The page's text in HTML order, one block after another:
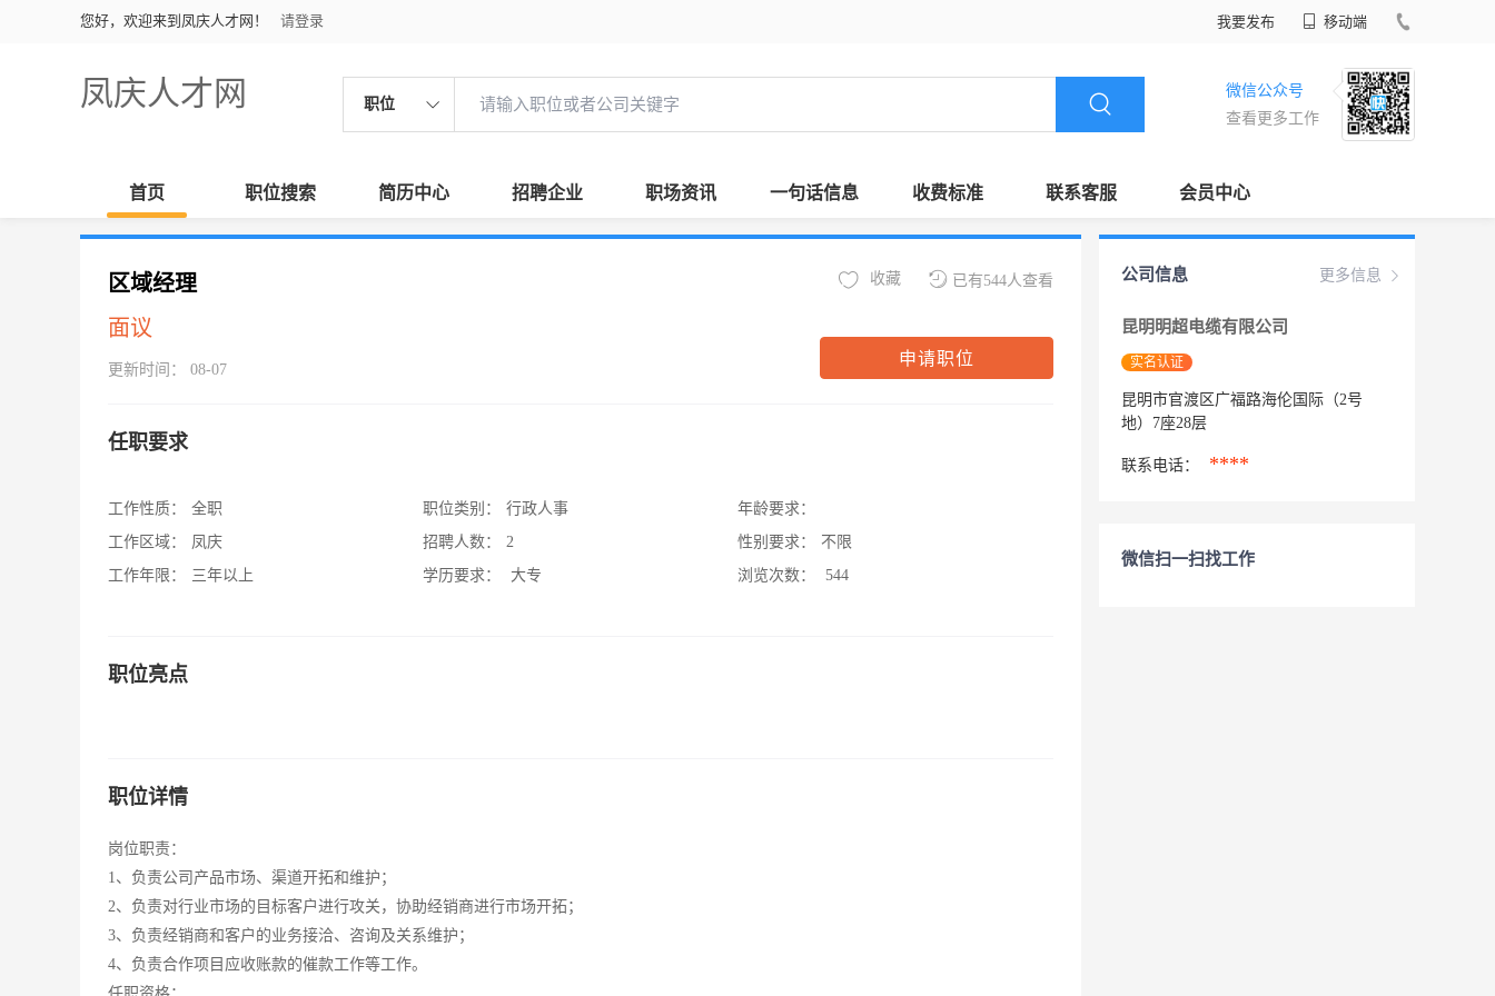
您好，欢迎来到凤庆人才网！ 请登录 我要发布 移动端
凤庆人才网 职位
微信公众号
查看更多工作
首页 职位搜索 简历中心 招聘企业 职场资讯 一句话信息 收费标准 联系客服 会员中心
区域经理
面议
更新时间： 08-07
已有544人查看
收藏
申请职位
任职要求
工作性质：
全职
工作区域：
凤庆
工作年限：
三年以上
职位类别：
行政人事
招聘人数：
2
学历要求：
大专
年龄要求：
性别要求：
不限
浏览次数：
544
职位亮点
职位详情
岗位职责：
1、负责公司产品市场、渠道开拓和维护；
2、负责对行业市场的目标客户进行攻关，协助经销商进行市场开拓；
3、负责经销商和客户的业务接洽、咨询及关系维护；
4、负责合作项目应收账款的催款工作等工作。
更多信息
公司信息
昆明明超电缆有限公司
实名认证
昆明市官渡区广福路海伦国际（2号
地）7座28层
联系电话： ****
微信扫一扫找工作